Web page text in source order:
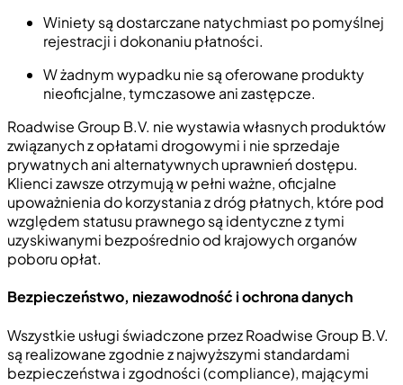
Winiety są dostarczane natychmiast po pomyślnej
rejestracji i dokonaniu płatności.
W żadnym wypadku nie są oferowane produkty
nieoficjalne, tymczasowe ani zastępcze.
Roadwise Group B.V. nie wystawia własnych produktów
związanych z opłatami drogowymi i nie sprzedaje
prywatnych ani alternatywnych uprawnień dostępu.
Klienci zawsze otrzymują w pełni ważne, oficjalne
upoważnienia do korzystania z dróg płatnych, które pod
względem statusu prawnego są identyczne z tymi
uzyskiwanymi bezpośrednio od krajowych organów
poboru opłat.
Bezpieczeństwo, niezawodność i ochrona danych
Wszystkie usługi świadczone przez Roadwise Group B.V.
są realizowane zgodnie z najwyższymi standardami
bezpieczeństwa i zgodności (compliance), mającymi